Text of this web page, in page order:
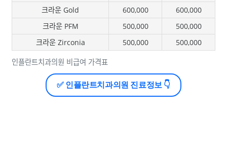
인플란트치과의원 비급여 가격표
크라운 Gold
600,000
600,000
크라운 PFM
500,000
500,000
크라운 Zirconia
500,000 500,000
✅ 인플란트치과의원 진료정보 👇